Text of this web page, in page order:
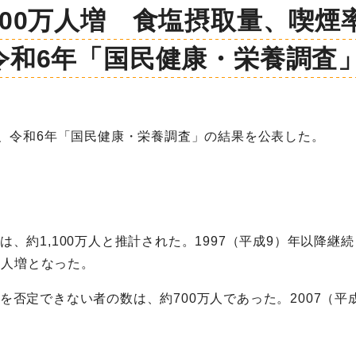
万人増 食塩摂取量、喫煙
6年「国民健康・栄養調査
令和6年「国民健康・栄養調査」の結果を公表した。
、約1,100万人と推計された。1997（平成9）年以降継
増となった。
否定できない者の数は、約700万人であった。2007（平